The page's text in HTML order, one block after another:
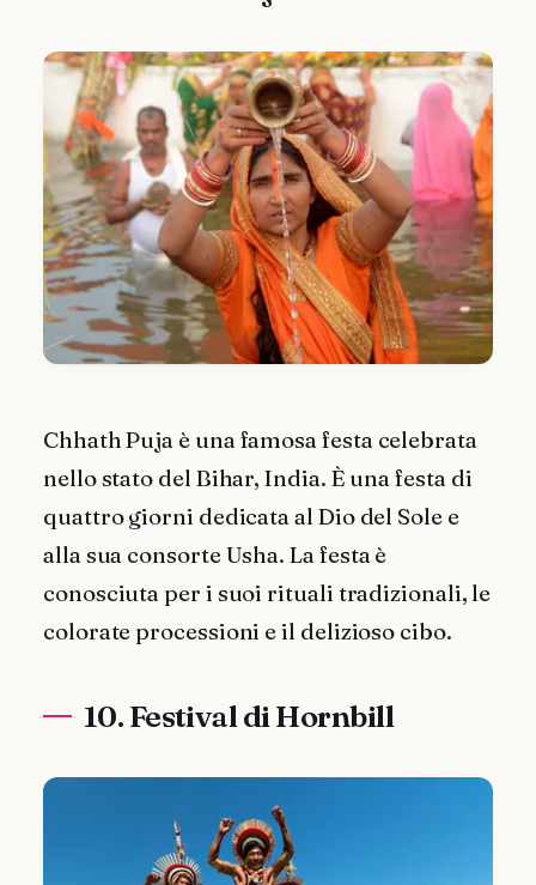
Chhath Puja è una famosa festa celebrata
nello stato del Bihar, India. È una festa di
quattro giorni dedicata al Dio del Sole e
alla sua consorte Usha. La festa è
conosciuta per i suoi rituali tradizionali, le
colorate processioni e il delizioso cibo.
10. Festival di Hornbill